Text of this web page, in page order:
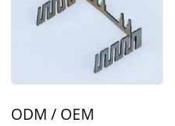
ODM / OEM